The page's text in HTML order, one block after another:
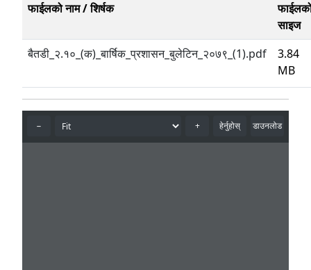
फाईलको नाम / शिर्षक
साइज
बैतडी_२.१०_(क)_बार्षिक_प्रशासन_बुलेटिन_२०७९_(1).pdf
3.84
MB